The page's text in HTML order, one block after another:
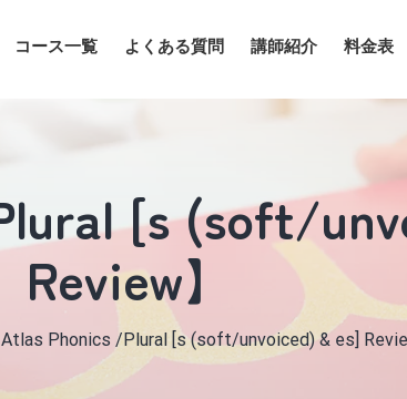
コース一覧 よくある質問 講師紹介 料金表
[s (soft/
Review】
Atlas Phonics /Plural [s (soft/unvoiced) & es]